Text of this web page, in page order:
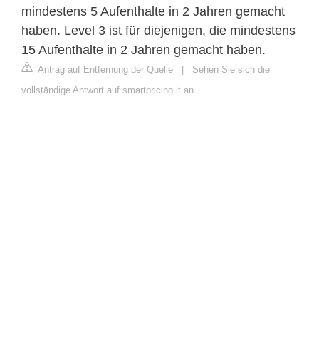
mindestens 5 Aufenthalte in 2 Jahren gemacht
haben. Level 3 ist für diejenigen, die mindestens
15 Aufenthalte in 2 Jahren gemacht haben.
Antrag auf Entfernung der Quelle | Sehen Sie sich die
vollständige Antwort auf smartpricing.it an